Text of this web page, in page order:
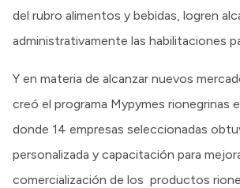
del rubro alimentos y bebidas, logren
administrativamente las habilitaciones
Y en materia de alcanzar nuevos
creó el programa Mypymes rionegrinas
donde 14 empresas seleccionadas
personalizada y capacitación para
comercialización de los productos